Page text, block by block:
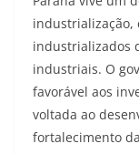
industrialização,
industrializados
industriais. O
favorável aos
voltada ao
fortalecimento